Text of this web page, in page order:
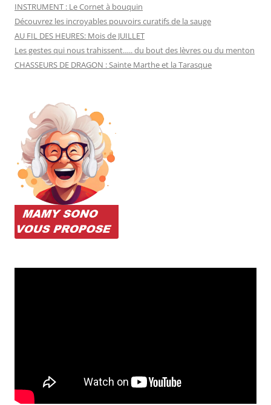
INSTRUMENT : Le Cornet à bouquin
Découvrez les incroyables pouvoirs curatifs de la sauge
AU FIL DES HEURES: Mois de JUILLET
Les gestes qui nous trahissent….. du bout des lèvres ou du menton
CHASSEURS DE DRAGON : Sainte Marthe et la Tarasque